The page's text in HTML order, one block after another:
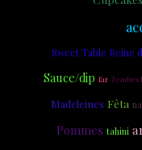
Sweet Table Reine
Sauce/dip far Tendres
Madeleines Fêta
Pommes tahini